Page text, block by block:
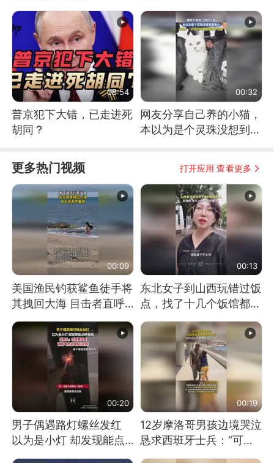
08:54
普京犯下大错，已走进死
胡同？
00:32
网友分享自己养的小猫，
本以为是个灵珠没想到是
更多热门视频 打开应用 查看更多
00:09
美国渔民钓获鲨鱼徒手将
其拽回大海 目击者直呼
震惊 （视频来源：参考
消息）
00:13
东北女子到山西玩错过饭
点，找了十几个饭馆都没
开门：午休到几点
00:20
男子偶遇路灯螺丝发红
以为是小灯 却发现能点
燃香烟 当事人：已报警
00:19
12岁摩洛哥男孩边境哭泣
恳求西班牙士兵：“可不
可以不要把我遣返回国”